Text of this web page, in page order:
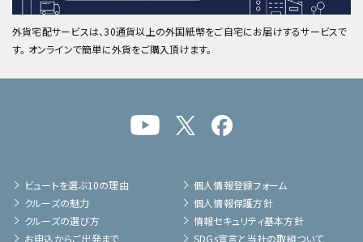
外貨宅配サービスは、30通貨以上の外国紙幣をご自宅にお届けするサービスで
す。 オンラインで簡単に外貨をご購入頂けます。
ビュートを選ぶ10の理由
クルーズの魅力
クルーズの選び方
お申込からご出発まで
個人情報登録フォーム
個人情報保護方針
情報セキュリティ基本方針
SDGs宣言と当社の取組ついて